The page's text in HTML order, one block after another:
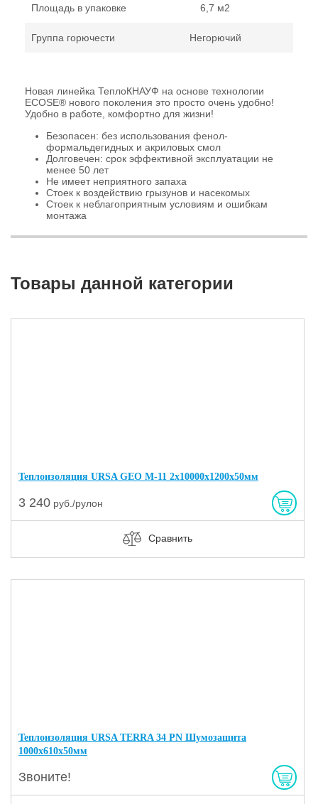
Площадь в упаковке 6,7 м2
Группа горючести Негорючий
Новая линейка ТеплоКНАУФ на основе технологии
ECOSE® нового поколения это просто очень удобно!
Удобно в работе, комфортно для жизни!
Безопасен: без использования фенол-
формальдегидных и акриловых смол
Долговечен: срок эффективной эксплуатации не
менее 50 лет
Не имеет неприятного запаха
Стоек к воздействию грызунов и насекомых
Стоек к неблагоприятным условиям и ошибкам
монтажа
Товары данной категории
Теплоизоляция URSA GEO M-11 2х10000х1200х50мм
3 240 руб./рулон
Сравнить
Теплоизоляция URSA TERRA 34 PN Шумозащита
1000х610х50мм
Звоните!